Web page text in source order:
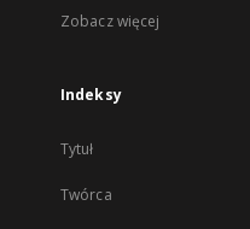
Zobacz więcej
Indeksy
Tytuł
Twórca